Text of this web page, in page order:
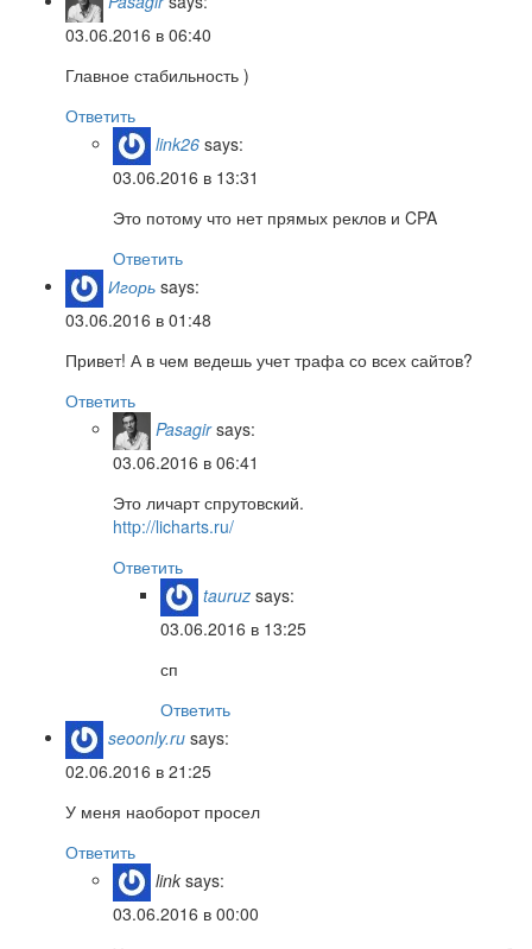
03.06.2016 в 06:40
Главное стабильность )
Ответить
link26 says:
03.06.2016 в 13:31
Это потому что нет прямых реклов и CPA
Ответить
Игорь says:
03.06.2016 в 01:48
Привет! А в чем ведешь учет трафа со всех сайтов?
Ответить
Pasagir says:
03.06.2016 в 06:41
Это личарт спрутовский.
http://licharts.ru/
Ответить
tauruz says:
03.06.2016 в 13:25
сп
Ответить
seoonly.ru says:
02.06.2016 в 21:25
У меня наоборот просел
Ответить
link says:
03.06.2016 в 00:00